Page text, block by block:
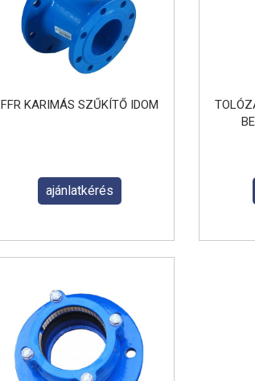
FFR KARIMÁS SZŰKÍTŐ IDOM
ajánlatkérés